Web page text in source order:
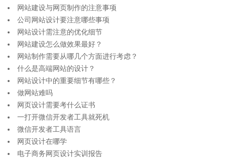
网站建设与网页制作的注意事项
公司网站设计要注意哪些事项
网站设计需注意的优化细节
网站建设怎么做效果最好？
网站制作需要从哪几个方面进行考虑？
什么是高端网站的设计？
网站设计中的重要细节有哪些？
做网站难吗
网页设计需要考什么证书
一打开微信开发者工具就死机
微信开发者工具语言
网页设计在哪学
电子商务网页设计实训报告